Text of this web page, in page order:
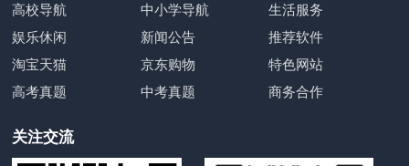
高校导航
中小学导航
生活服务
娱乐休闲
新闻公告
推荐软件
淘宝天猫
京东购物
特色网站
高考真题
中考真题 商务合作
关注交流